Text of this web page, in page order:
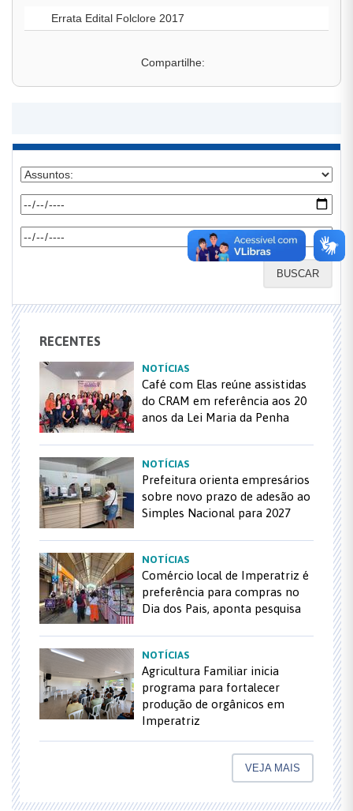
Errata Edital Folclore 2017
Compartilhe:
BUSCAR
RECENTES
NOTÍCIAS
Café com Elas reúne assistidas
do CRAM em referência aos 20
anos da Lei Maria da Penha
NOTÍCIAS
Prefeitura orienta empresários
sobre novo prazo de adesão ao
Simples Nacional para 2027
NOTÍCIAS
Comércio local de Imperatriz é
preferência para compras no
Dia dos Pais, aponta pesquisa
NOTÍCIAS
Agricultura Familiar inicia
programa para fortalecer
produção de orgânicos em
Imperatriz
VEJA MAIS